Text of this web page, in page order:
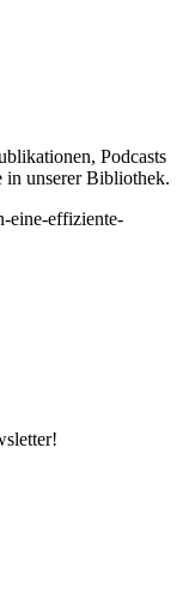
Podcasts
in unserer Bibliothek.
eine-effiziente-